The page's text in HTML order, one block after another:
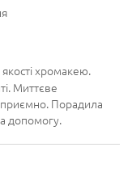
хромакею.
Миттєве
приємно. Порадила
допомогу.